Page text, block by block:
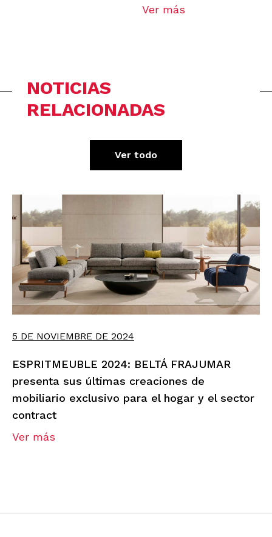
Ver más
NOTICIAS
RELACIONADAS
Ver todo
5 DE NOVIEMBRE DE 2024
ESPRITMEUBLE 2024: BELTÁ FRAJUMAR
presenta sus últimas creaciones de
mobiliario exclusivo para el hogar y el sector
contract
Ver más